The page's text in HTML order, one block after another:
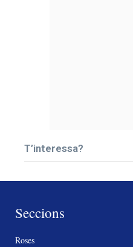
T’interessa?
Seccions
Roses